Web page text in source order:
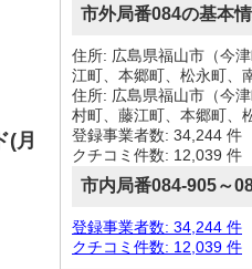
市外局番084の基本
住所: 広島県福山市（今
江町、本郷町、松永町、
住所: 広島県福山市（今
村町、藤江町、本郷町、
登録事業者数: 34,244 件
クチコミ件数: 12,039 件
市内局番084-905～
登録事業者数: 34,244 件
クチコミ件数: 12,039 件
(月